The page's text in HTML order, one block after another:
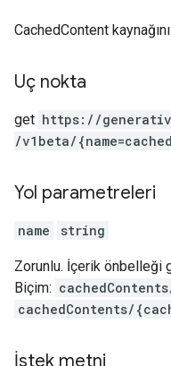
CachedContent
Uç nokta
get https: / /
/v1beta/
Yol parametreleri
name string
Zorunlu. İçerik önbelleği
Biçim:
cachedContents/
İstek metni